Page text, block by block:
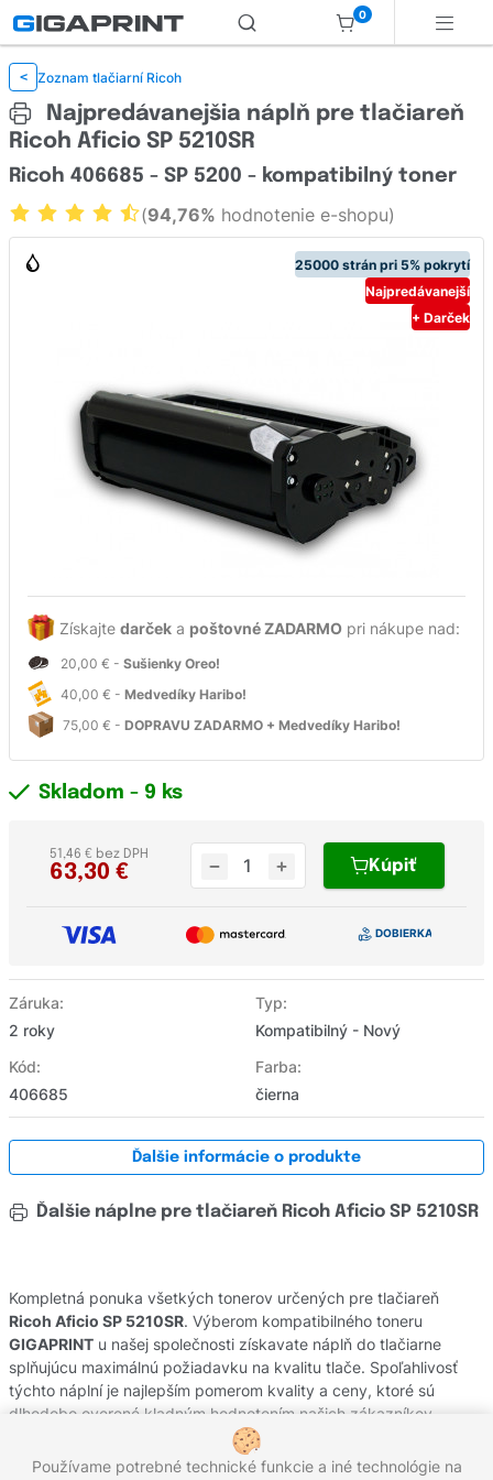
0
< Zoznam tlačiarní Ricoh
Najpredávanejšia náplň pre tlačiareň
Ricoh Aficio SP 5210SR
25000 strán pri 5% pokrytí
Najpredávanejší
+ Darček
Získajte darček a poštovné ZADARMO pri nákupe nad:
20,00 € - Sušienky Oreo!
40,00 € - Medvedíky Haribo!
75,00 € - DOPRAVU ZADARMO + Medvedíky Haribo!
Ricoh 406685 - SP 5200 - kompatibilný toner
(94,76% hodnotenie e-shopu)
Záruka:
2 roky
Typ:
Kompatibilný - Nový
Kód:
406685
Farba:
čierna
Skladom - 9 ks
63,30 €
51,46 € bez DPH
Kúpiť
Ďalšie informácie o produkte
Ďalšie náplne pre tlačiareň Ricoh Aficio SP 5210SR
Kompletná ponuka všetkých tonerov určených pre tlačiareň
Ricoh Aficio SP 5210SR. Výberom kompatibilného toneru
GIGAPRINT u našej společnosti získavate náplň do tlačiarne
splňujúcu maximálnú požiadavku na kvalitu tlače. Spoľahlivosť
týchto náplní je najlepším pomerom kvality a ceny, ktoré sú
dlhodobo overené kladným hodnotením našich zákazníkov.
Ricoh
slovenskej distribúcie s garanciou pôvodu. Potrebujete poradiť s
Používame potrebné technické funkcie a iné technológie na